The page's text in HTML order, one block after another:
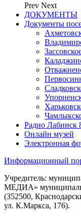
Prev Next
ДОКУМЕНТЫ
Документы
Радио Лабинск
Онлайн музей
Электронная
Информационный
Учредитель:
МЕДИА»
(352500,
ул. К.Маркса, 176).